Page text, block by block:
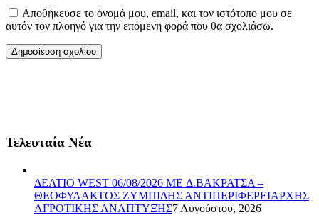
Αποθήκευσε το όνομά μου, email, και τον ιστότοπο μου σε
αυτόν τον πλοηγό για την επόμενη φορά που θα σχολιάσω.
Τελευταία Νέα
ΔΕΛΤΙΟ WEST 06/08/2026 ME Δ.ΒΑΚΡΑΤΣΑ –
ΘΕΟΦΥΛΑΚΤΟΣ ΖΥΜΠΙΔΗΣ ΑΝΤΙΠΕΡΙΦΕΡΕΙΑΡΧΗΣ
ΑΓΡΟΤΙΚΗΣ ΑΝΑΠΤΥΞΗΣ7 Αυγούστου, 2026